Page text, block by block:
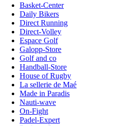
Basket-Center
Daily Bikers
Direct Running
Direct-Volley
Espace Golf
Galopp-Store
Golf and co
Handball-Store
House of Rugby
La sellerie de Maé
Made in Paradis
Nauti-wave
On-Fight
Padel-Expert